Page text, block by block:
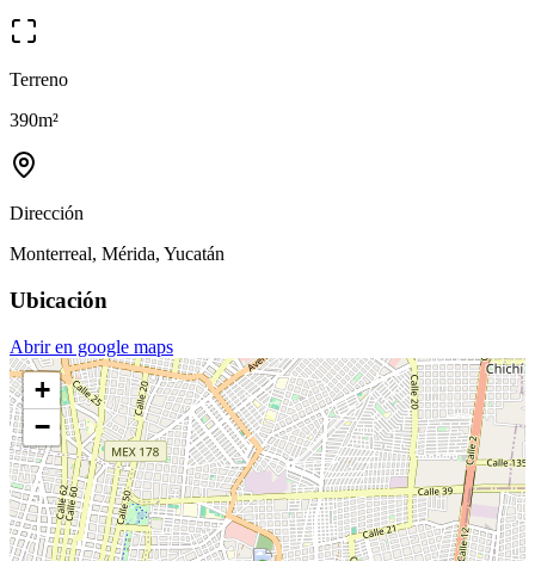
Terreno
390m²
Dirección
Monterreal, Mérida, Yucatán
Ubicación
Abrir en google maps
+
−